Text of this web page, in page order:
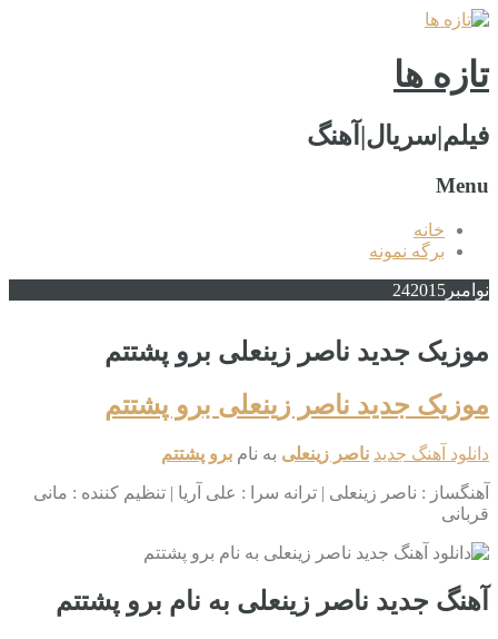
تازه ها
فیلم|سریال|آهنگ
Menu
خانه
برگه نمونه
نوامبر 242015
موزیک جدید ناصر زینعلی برو پشتتم
موزیک جدید ناصر زینعلی برو پشتتم
دانلود آهنگ جدید ناصر زینعلی به نام برو پشتتم
آهنگساز : ناصر زینعلی | ترانه‌ سرا : علی آریا | تنظیم‌ کننده : مانی
قربانی
آهنگ جدید ناصر زینعلی به نام برو پشتتم